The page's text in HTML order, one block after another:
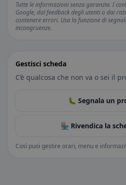
Tutte le informazioni senza garanzia. I
Google, dal feedback degli utenti o dai
contenere errori. Usa la funzione di
incongruenze.
Gestisci scheda
C’è qualcosa che non va o sei il
🐛 Segnala un
🏪 Rivendica la
Così puoi gestire orari, menu e